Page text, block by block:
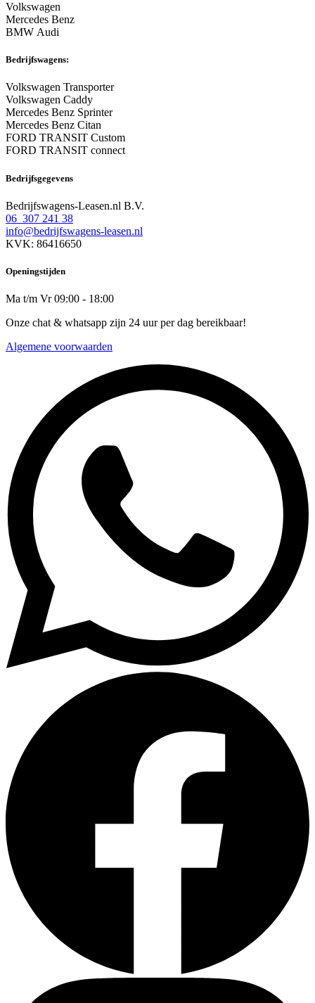
Volkswagen
Mercedes Benz
BMW Audi
Bedrijfswagens:
Volkswagen Transporter
Volkswagen Caddy
Mercedes Benz Sprinter
Mercedes Benz Citan
FORD TRANSIT Custom
FORD TRANSIT connect
Bedrijfsgegevens
Bedrijfswagens-Leasen.nl B.V.
06 307 241 38
info@bedrijfswagens-leasen.nl
KVK: 86416650
Openingstijden
Ma t/m Vr 09:00 - 18:00
Onze chat & whatsapp zijn 24 uur per dag bereikbaar!
Algemene voorwaarden